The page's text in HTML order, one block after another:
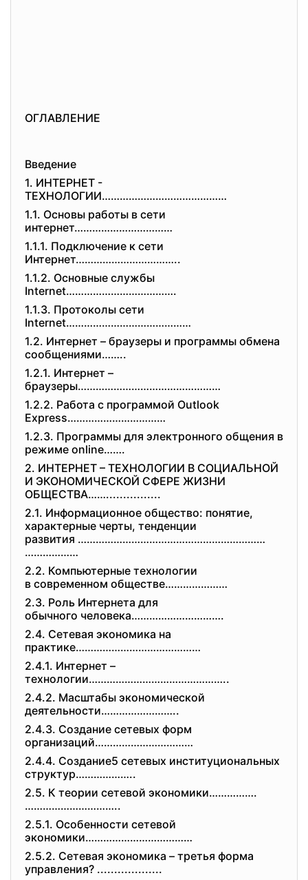
ОГЛАВЛЕНИЕ
Введение
1. ИНТЕРНЕТ -
ТЕХНОЛОГИИ……………………………………
1.1. Основы работы в сети
интернет……………………………
1.1.1. Подключение к сети
Интернет……………………………..
1.1.2. Основные службы
Internet……………………………….
1.1.3. Протоколы сети
Internet……………………………………
1.2. Интернет – браузеры и программы обмена
сообщениями……..
1.2.1. Интернет –
браузеры…………………………………………
1.2.2. Работа с программой Outlook
Express……………………………
1.2.3. Программы для электронного общения в
режиме online…….
2. ИНТЕРНЕТ – ТЕХНОЛОГИИ В СОЦИАЛЬНОЙ
И ЭКОНОМИЧЕСКОЙ СФЕРЕ ЖИЗНИ
ОБЩЕСТВА……................
2.1. Информационное общество: понятие,
характерные черты, тенденции
развития ………………………………………………………
………………
2.2. Компьютерные технологии
в современном обществе…………………
2.3. Роль Интернета для
обычного человека………………………….
2.4. Сетевая экономика на
практике……………………………………
2.4.1. Интернет –
технологии………………………………………..
2.4.2. Масштабы экономической
деятельности……………………..
2.4.3. Создание сетевых форм
организаций……………………………
2.4.4. Создание5 сетевых институциональных
структур………………..
2.5. К теории сетевой экономики…………….
…………………………..
2.5.1. Особенности сетевой
экономики………………………………
2.5.2. Сетевая экономика – третья форма
управления? ...................